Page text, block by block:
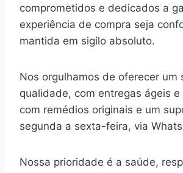
comprometidos e dedicados a
experiência de compra seja
mantida em sigilo absoluto.
Nos orgulhamos de oferecer um
qualidade, com entregas ágeis e
com remédios originais e um
segunda a sexta-feira, via
Nossa prioridade é a saúde,